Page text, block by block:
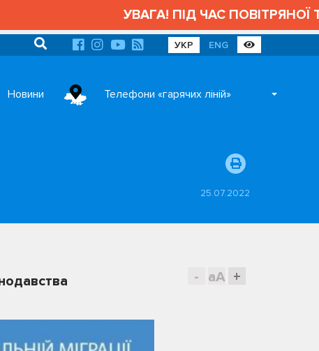
УВАГА! ПІД ЧАС ПОВІТРЯНОЇ
УКР ENG
Новини Телефони «гарячих ліній»
25.07.2022
- aA +